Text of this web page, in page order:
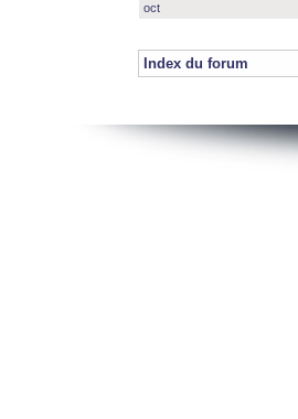
oct
Index du forum